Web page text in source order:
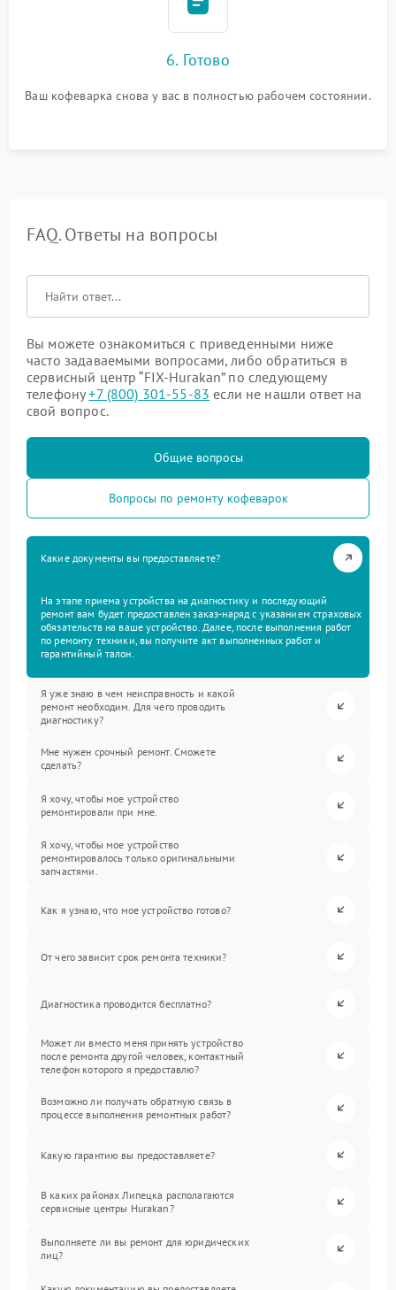
6. Готово
Ваш кофеварка снова у вас в полностью рабочем состоянии.
FAQ. Ответы на вопросы
Вы можете ознакомиться с приведенными ниже
часто задаваемыми вопросами, либо обратиться в
сервисный центр “FIX-Hurakan” по следующему
телефону+7 (800) 301-55-83 если не нашли ответ на
свой вопрос.
Общие вопросы
Вопросы по ремонту кофеварок
Какие документы вы предоставляете?
На этапе приема устройства на диагностику и последующий
ремонт вам будет предоставлен заказ-наряд с указанием страховых
обязательств на ваше устройство. Далее, после выполнения работ
по ремонту техники, вы получите акт выполненных работ и
гарантийный талон.
Я уже знаю в чем неисправность и какой
ремонт необходим. Для чего проводить
диагностику?
Мне нужен срочный ремонт. Сможете
сделать?
Я хочу, чтобы мое устройство
ремонтировали при мне.
Я хочу, чтобы мое устройство
ремонтировалось только оригинальными
запчастями.
Как я узнаю, что мое устройство готово?
От чего зависит срок ремонта техники?
Диагностика проводится бесплатно?
Может ли вместо меня принять устройство
после ремонта другой человек, контактный
телефон которого я предоставлю?
Возможно ли получать обратную связь в
процессе выполнения ремонтных работ?
Какую гарантию вы предоставляете?
В каких районах Липецка располагаются
сервисные центры Hurakan?
Выполняете ли вы ремонт для юридических
лиц?